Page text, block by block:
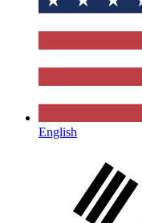
English